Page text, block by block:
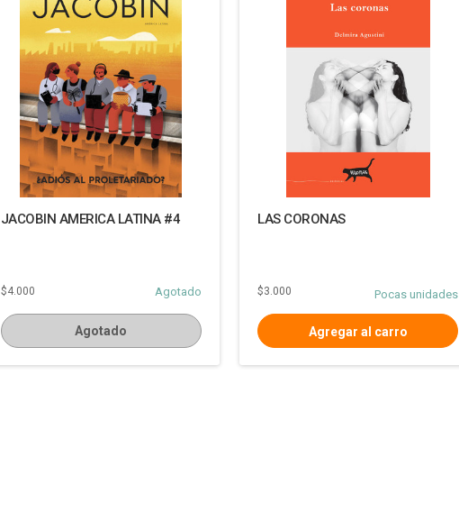
JACOBIN AMERICA LATINA #4
Agotado
$4.000
Agotado
LAS CORONAS
Pocas unidades
$3.000